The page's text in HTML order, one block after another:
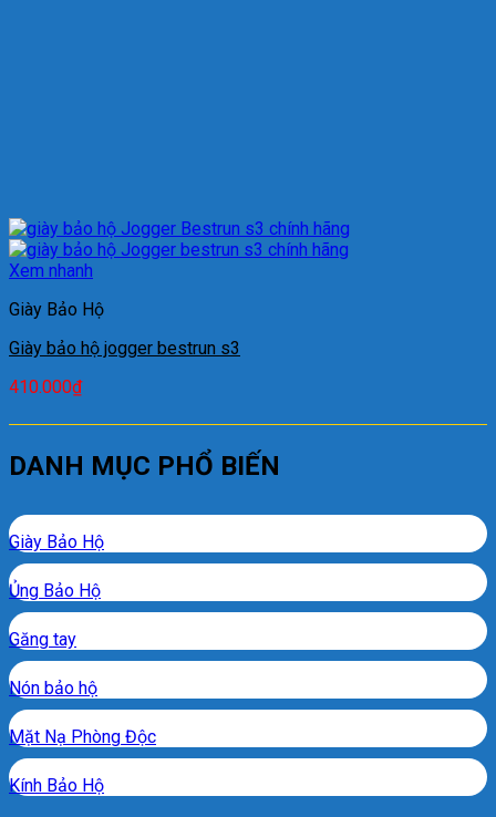
Xem nhanh
Giày Bảo Hộ
Giày bảo hộ jogger bestrun s3
410.000₫
DANH MỤC PHỔ BIẾN
Giày Bảo Hộ
Ủng Bảo Hộ
Găng tay
Nón bảo hộ
Mặt Nạ Phòng Độc
Kính Bảo Hộ